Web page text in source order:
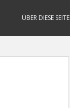
ÜBER DIESE SEITE